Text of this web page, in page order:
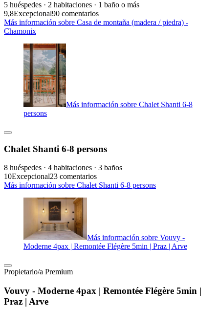
5 huéspedes · 2 habitaciones · 1 baño o más
9,8Excepcional90 comentarios
Más información sobre Casa de montaña (madera / piedra) -
Chamonix
Más información sobre Chalet Shanti 6-8
persons
Chalet Shanti 6-8 persons
8 huéspedes · 4 habitaciones · 3 baños
10Excepcional23 comentarios
Más información sobre Chalet Shanti 6-8 persons
Más información sobre Vouvy -
Moderne 4pax | Remontée Flégère 5min | Praz | Arve
Propietario/a Premium
Vouvy - Moderne 4pax | Remontée Flégère 5min |
Praz | Arve